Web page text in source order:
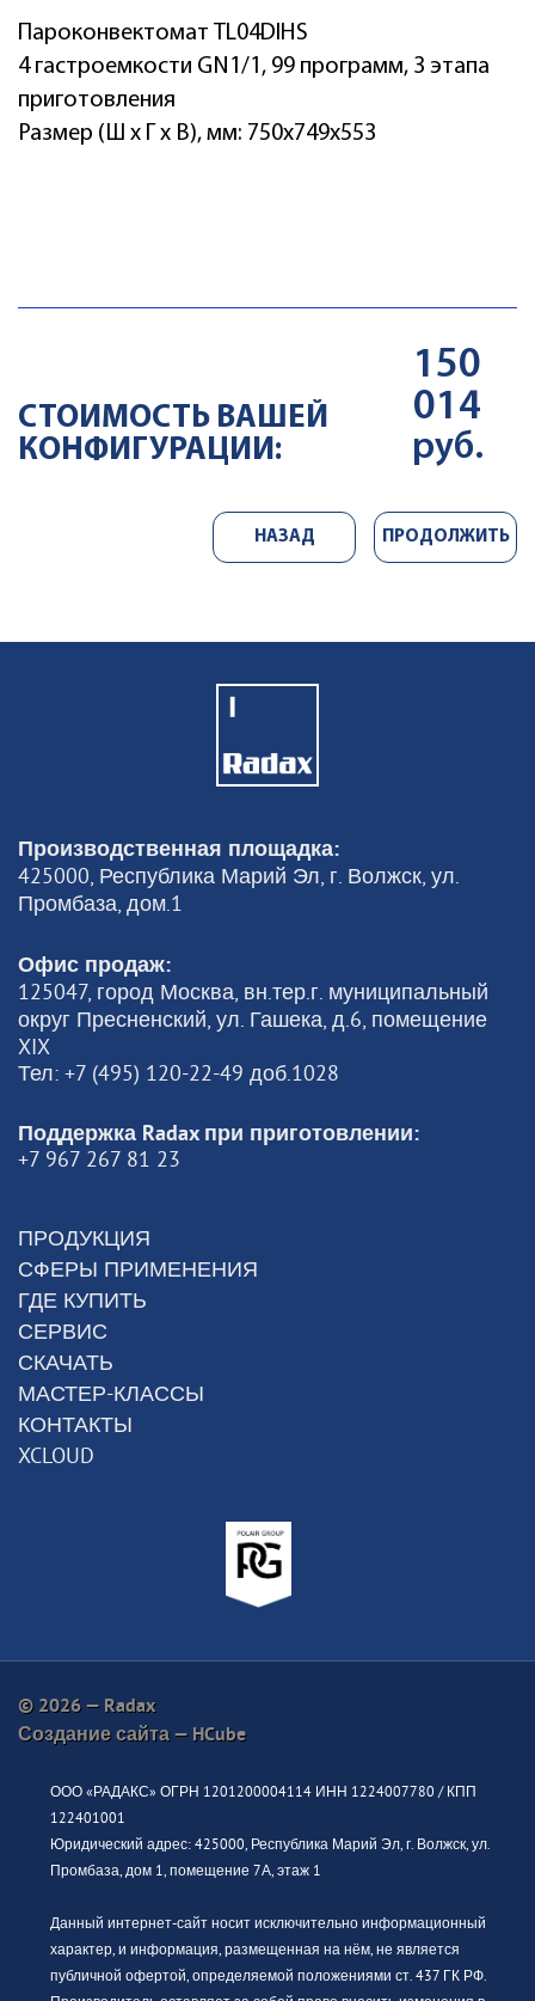
ОПЦИЮ
Пароконвектомат TL04DIHS
4 гастроемкости GN1/1, 99 программ, 3 этапа
приготовления
Размер (Ш х Г х В), мм: 750x749x553
СТОИМОСТЬ ВАШЕЙ
КОНФИГУРАЦИИ:
150
014
руб.
НАЗАД ПРОДОЛЖИТЬ
Производственная площадка:
425000, Республика Марий Эл, г. Волжск, ул.
Промбаза, дом.1
Офис продаж:
125047, город Москва, вн.тер.г. муниципальный
округ Пресненский, ул. Гашека, д.6, помещение
XIX
Тел: +7 (495) 120-22-49 доб.1028
Поддержка Radax при приготовлении:
+7 967 267 81 23
ПРОДУКЦИЯ
СФЕРЫ ПРИМЕНЕНИЯ
ГДЕ КУПИТЬ
СЕРВИС
СКАЧАТЬ
МАСТЕР-КЛАССЫ
КОНТАКТЫ
XCLOUD
© 2026 — Radax
Создание сайта —HCube
ООО «РАДАКС» ОГРН 1201200004114 ИНН 1224007780 / КПП
122401001
Юридический адрес: 425000, Республика Марий Эл, г. Волжск, ул.
Промбаза, дом 1, помещение 7А, этаж 1
Данный интернет-сайт носит исключительно информационный
характер, и информация, размещенная на нём, не является
публичной офертой, определяемой положениями ст. 437 ГК РФ.